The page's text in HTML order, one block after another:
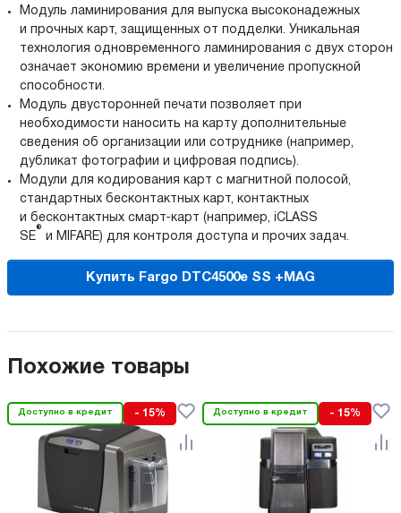
Модуль ламинирования для выпуска высоконадежных
и прочных карт, защищенных от подделки. Уникальная
технология одновременного ламинирования с двух сторон
означает экономию времени и увеличение пропускной
способности.
Модуль двусторонней печати позволяет при
необходимости наносить на карту дополнительные
сведения об организации или сотруднике (например,
дубликат фотографии и цифровая подпись).
Модули для кодирования карт с магнитной полосой,
стандартных бесконтактных карт, контактных
и бесконтактных смарт-карт (например, iCLASS
SE
®
и MIFARE) для контроля доступа и прочих задач.
Купить Fargo DTC4500e SS +MAG
Похожие товары
Доступно в кредит - 15% Доступно в кредит - 15%